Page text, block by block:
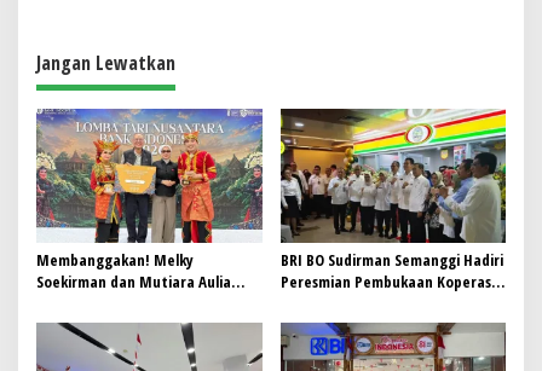
a
s
i
p
o
s
Jangan Lewatkan
Membanggakan! Melky
Soekirman dan Mutiara Aulia
Raih Juara 3 Lomba Tari
Nusantara 2026 Bank Indonesia
BRI BO Sudirman Semanggi Hadiri
Peresmian Pembukaan Koperasi